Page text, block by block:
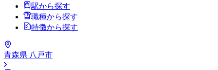
駅から探す
職種から探す
特徴から探す
青森県 八戸市